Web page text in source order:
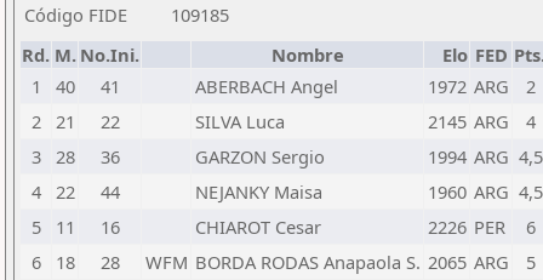
Código FIDE
109185
Rd. M. No.Ini. Nombre Elo FED
1
40 41 ABERBACH Angel 1972 ARG
2
2 21 22 SILVA Luca 2145 ARG
4
3 28 36 GARZON Sergio 1994 ARG 4,5
4 22 44 NEJANKY Maisa 1960 ARG 4,5
5
11 16 CHIAROT Cesar 2226 PER
6
6
18 28 WFM BORDA RODAS Anapaola S. 2065 ARG
5